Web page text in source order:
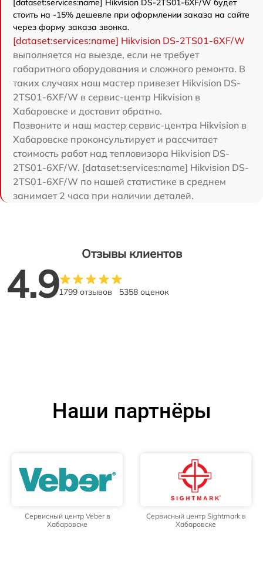
[dataset:services:name] Hikvision DS-2TS01-6XF/W будет
стоить на -15% дешевле при оформлении заказа на сайте
через форму заказа звонка.
[dataset:services:name] Hikvision DS-2TS01-6XF/W
выполняется на выезде, если не требует
габаритного оборудования и сложного ремонта. В
таких случаях наш мастер привезет Hikvision DS-
2TS01-6XF/W в сервис-центр Hikvision в
Хабаровске и доставит обратно.
Позвоните и наш мастер сервис-центра Hikvision в
Хабаровске проконсультирует и рассчитает
стоимость работ над тепловизора Hikvision DS-
2TS01-6XF/W. [dataset:services:name] Hikvision DS-
2TS01-6XF/W по нашей статистике в среднем
занимает 2 часа при наличии деталей.
Отзывы клиентов
4.91799 отзывов 5358 оценок
Наши партнёры
Сервисный центр Veber в
Хабаровске
Сервисный центр Sightmark в
Хабаровске